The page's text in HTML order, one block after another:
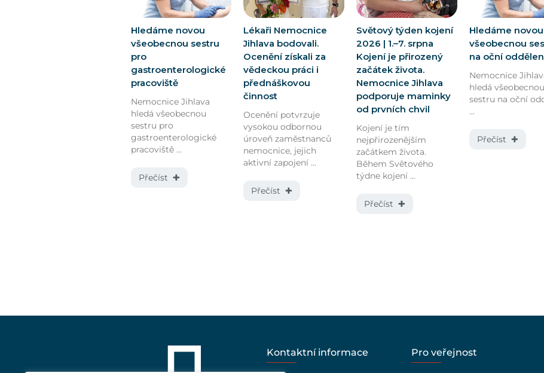
Hledáme novou
všeobecnou sestru
pro
gastroenterologické
pracoviště
Nemocnice Jihlava
hledá všeobecnou
sestru pro
gastroenterologické
pracoviště ...
Přečíst ✚
Lékaři Nemocnice
Jihlava bodovali.
Ocenění získali za
vědeckou práci i
přednáškovou
činnost
Ocenění potvrzuje
vysokou odbornou
úroveň zaměstnanců
nemocnice, jejich
aktivní zapojení ...
Přečíst ✚
Světový týden kojení
2026 | 1.–7. srpna
Kojení je přirozený
začátek života.
Nemocnice Jihlava
podporuje maminky
od prvních chvil
Kojení je tím
nejpřirozenějším
začátkem života.
Během Světového
týdne kojení ...
Přečíst ✚
Hledáme novou
všeobecnou
na oční
Nemocnice
hledá všeobecnou
sestru na oční
...
Přečíst ✚
Kontaktní informace Pro veřejnost